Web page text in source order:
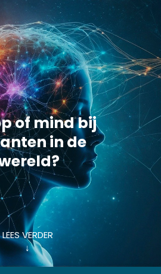
of mind bij
in de
LEES VERDER
↓